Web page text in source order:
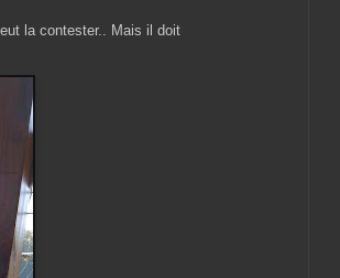
la contester.. Mais il doit